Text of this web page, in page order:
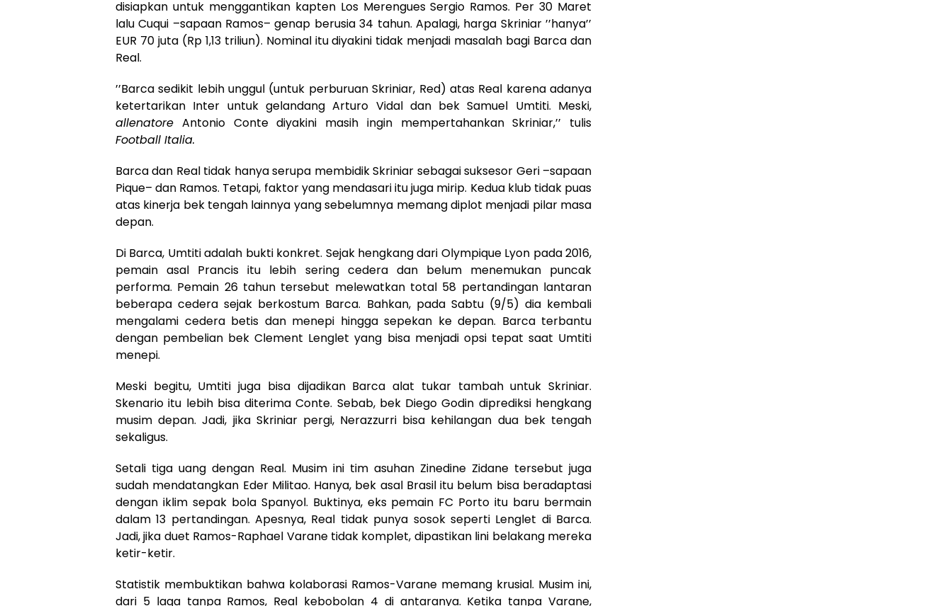
disiapkan untuk menggantikan kapten Los Merengues Sergio Ramos. Per 30 Maret
lalu Cuqui –sapaan Ramos– genap berusia 34 tahun. Apalagi, harga Skriniar ’’hanya’’
EUR 70 juta (Rp 1,13 triliun). Nominal itu diyakini tidak menjadi masalah bagi Barca dan
Real.
’’Barca sedikit lebih unggul (untuk perburuan Skriniar, Red) atas Real karena adanya
ketertarikan Inter untuk gelandang Arturo Vidal dan bek Samuel Umtiti. Meski,
allenatore Antonio Conte diyakini masih ingin mempertahankan Skriniar,’’ tulis
Football Italia.
Barca dan Real tidak hanya serupa membidik Skriniar sebagai suksesor Geri –sapaan
Pique– dan Ramos. Tetapi, faktor yang mendasari itu juga mirip. Kedua klub tidak puas
atas kinerja bek tengah lainnya yang sebelumnya memang diplot menjadi pilar masa
depan.
Di Barca, Umtiti adalah bukti konkret. Sejak hengkang dari Olympique Lyon pada 2016,
pemain asal Prancis itu lebih sering cedera dan belum menemukan puncak
performa. Pemain 26 tahun tersebut melewatkan total 58 pertandingan lantaran
beberapa cedera sejak berkostum Barca. Bahkan, pada Sabtu (9/5) dia kembali
mengalami cedera betis dan menepi hingga sepekan ke depan. Barca terbantu
dengan pembelian bek Clement Lenglet yang bisa menjadi opsi tepat saat Umtiti
menepi.
Meski begitu, Umtiti juga bisa dijadikan Barca alat tukar tambah untuk Skriniar.
Skenario itu lebih bisa diterima Conte. Sebab, bek Diego Godin diprediksi hengkang
musim depan. Jadi, jika Skriniar pergi, Nerazzurri bisa kehilangan dua bek tengah
sekaligus.
Setali tiga uang dengan Real. Musim ini tim asuhan Zinedine Zidane tersebut juga
sudah mendatangkan Eder Militao. Hanya, bek asal Brasil itu belum bisa beradaptasi
dengan iklim sepak bola Spanyol. Buktinya, eks pemain FC Porto itu baru bermain
dalam 13 pertandingan. Apesnya, Real tidak punya sosok seperti Lenglet di Barca.
Jadi, jika duet Ramos-Raphael Varane tidak komplet, dipastikan lini belakang mereka
ketir-ketir.
Statistik membuktikan bahwa kolaborasi Ramos-Varane memang krusial. Musim ini,
dari 5 laga tanpa Ramos, Real kebobolan 4 di antaranya. Ketika tanpa Varane,